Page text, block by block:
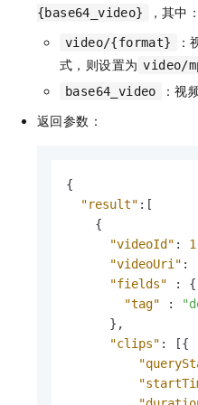
{base64_video} ，其中：
video/{format}
式，则设置为 video/
base64_video ：视
返回参数：
{
"result" : [
{
"videoId" : 1
"videoUri" :
"fields"
:
{
"tag"
:
} ,
"clips" : [{